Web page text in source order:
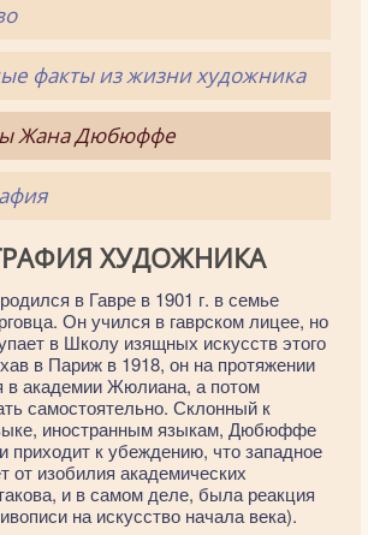
факты из жизни художника
Жана Дюбюффе
ХУДОЖНИКА
в Гавре в 1901 г. в семье
Он учился в гаврском лицее, но
в Школу изящных искусств этого
в Париж в 1918, он на протяжении
в академии Жюлиана, а потом
самостоятельно. Склонный к
иностранным языкам, Дюбюффе
приходит к убеждению, что западное
от изобилия академических
и в самом деле, была реакция
на искусство начала века).